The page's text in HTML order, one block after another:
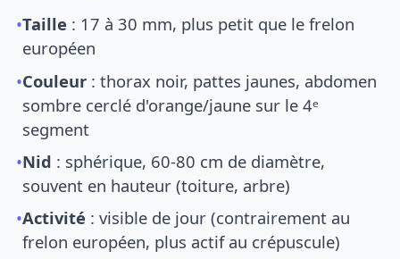
•Taille : 17 à 30 mm, plus petit que le frelon
européen
•Couleur : thorax noir, pattes jaunes, abdomen
sombre cerclé d'orange/jaune sur le 4ᵉ
segment
•Nid : sphérique, 60-80 cm de diamètre,
souvent en hauteur (toiture, arbre)
•Activité : visible de jour (contrairement au
frelon européen, plus actif au crépuscule)